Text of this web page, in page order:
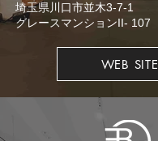
埼玉県川口市並木3-7-1
​グレースマンションII- 107
WEB SITE